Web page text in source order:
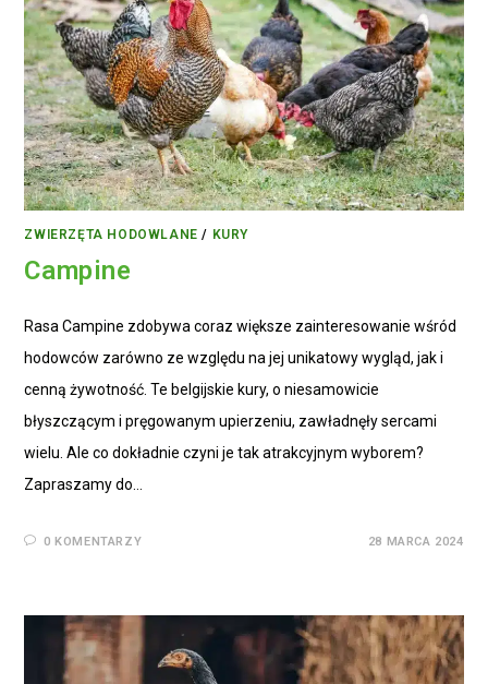
ZWIERZĘTA HODOWLANE / KURY
Campine
Rasa Campine zdobywa coraz większe zainteresowanie wśród
hodowców zarówno ze względu na jej unikatowy wygląd, jak i
cenną żywotność. Te belgijskie kury, o niesamowicie
błyszczącym i pręgowanym upierzeniu, zawładnęły sercami
wielu. Ale co dokładnie czyni je tak atrakcyjnym wyborem?
Zapraszamy do…
0 KOMENTARZY 28 MARCA 2024